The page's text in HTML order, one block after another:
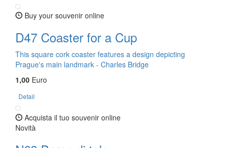
Buy your souvenir online
D47 Coaster for a Cup
This square cork coaster features a design depicting
Prague's main landmark - Charles Bridge
1,00 Euro
Detail
Acquista il tuo souvenir online
Novità